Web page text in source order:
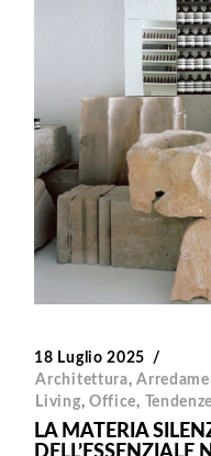
18 Luglio 2025
Architettura,
Living, Office, Tendenze
LA MATERIA